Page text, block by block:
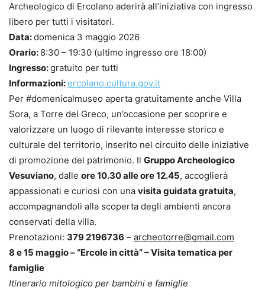
Archeologico di Ercolano aderirà all’iniziativa con ingresso
libero per tutti i visitatori.
Data:domenica 3 maggio 2026
Orario: 8:30 – 19:30 (ultimo ingresso ore 18:00)
Ingresso:gratuito per tutti
Informazioni:ercolano.cultura.gov.it
Per #domenicalmuseo aperta gratuitamente anche Villa
Sora, a Torre del Greco, un’occasione per scoprire e
valorizzare un luogo di rilevante interesse storico e
culturale del territorio, inserito nel circuito delle iniziative
di promozione del patrimonio. Il Gruppo Archeologico
Vesuviano, dalle ore 10.30 alle ore 12.45, accoglierà
appassionati e curiosi con una visita guidata gratuita,
accompagnandoli alla scoperta degli ambienti ancora
conservati della villa.
Prenotazioni: 379 2196736 – archeotorre@gmail.com
8 e 15 maggio – “Ercole in città” – Visita tematica per
famiglie
Itinerario mitologico per bambini e famiglie